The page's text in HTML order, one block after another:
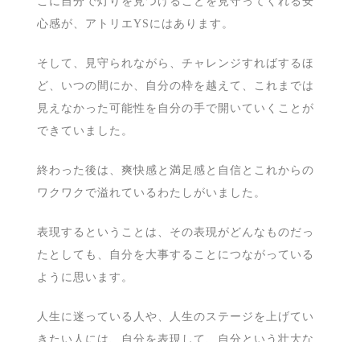
心感が、アトリエYSにはあります。
そして、見守られながら、チャレンジすればするほ
ど、いつの間にか、自分の枠を越えて、これまでは
見えなかった可能性を自分の手で開いていくことが
できていました。
終わった後は、爽快感と満足感と自信とこれからの
ワクワクで溢れているわたしがいました。
表現するということは、その表現がどんなものだっ
たとしても、自分を大事することにつながっている
ように思います。
人生に迷っている人や、人生のステージを上げてい
きたい人には、自分を表現して、自分という壮大な